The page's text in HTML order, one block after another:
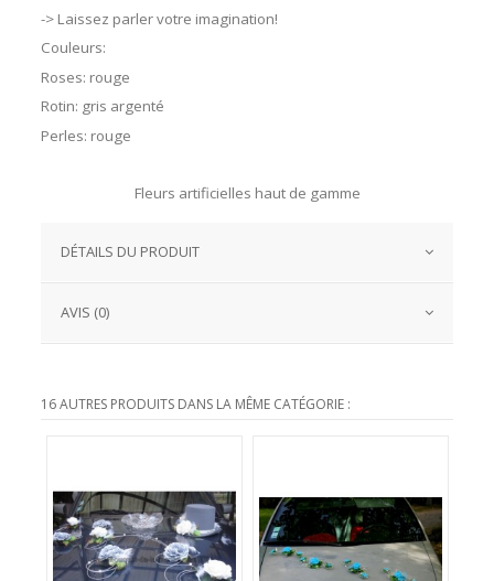
-> Laissez parler votre imagination!
Couleurs:
Roses: rouge
Rotin: gris argenté
Perles: rouge
Fleurs artificielles haut de gamme
DÉTAILS DU PRODUIT
AVIS (0)
16 AUTRES PRODUITS DANS LA MÊME CATÉGORIE :